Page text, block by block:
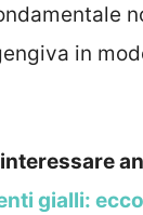
in
gialli: